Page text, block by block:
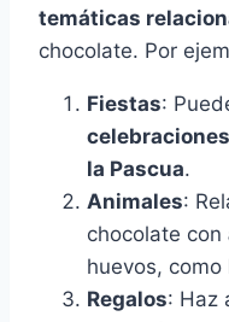
temáticas
chocolate. Por
Fiestas:
celebraciones
la Pascua.
Animales:
chocolate con
huevos, como
Regalos: Haz